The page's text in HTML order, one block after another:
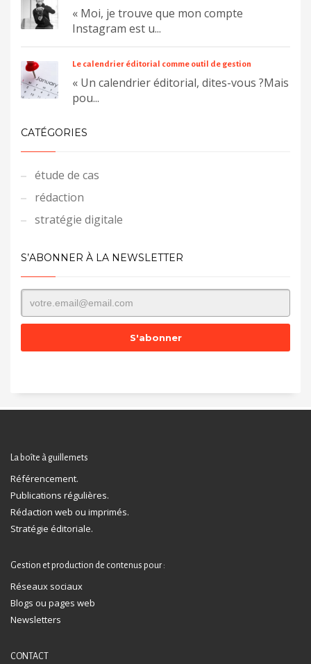
« Moi, je trouve que mon compte
Instagram est u...
Le calendrier éditorial comme outil de gestion
« Un calendrier éditorial, dites-vous ?Mais
pou...
CATÉGORIES
étude de cas
rédaction
stratégie digitale
S’ABONNER À LA NEWSLETTER
La boîte à guillemets
Référencement.
Publications régulières.
Rédaction web ou imprimés.
Stratégie éditoriale.
Gestion et production de contenus pour :
Réseaux sociaux
Blogs ou pages web
Newsletters
CONTACT